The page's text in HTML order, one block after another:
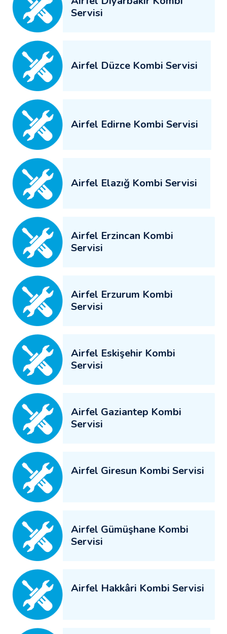
Servisi
Airfel Düzce Kombi Servisi
Airfel Edirne Kombi Servisi
Airfel Elazığ Kombi Servisi
Airfel Erzincan Kombi
Servisi
Airfel Erzurum Kombi
Servisi
Airfel Eskişehir Kombi
Servisi
Airfel Gaziantep Kombi
Servisi
Airfel Giresun Kombi Servisi
Airfel Gümüşhane Kombi
Servisi
Airfel Hakkâri Kombi Servisi